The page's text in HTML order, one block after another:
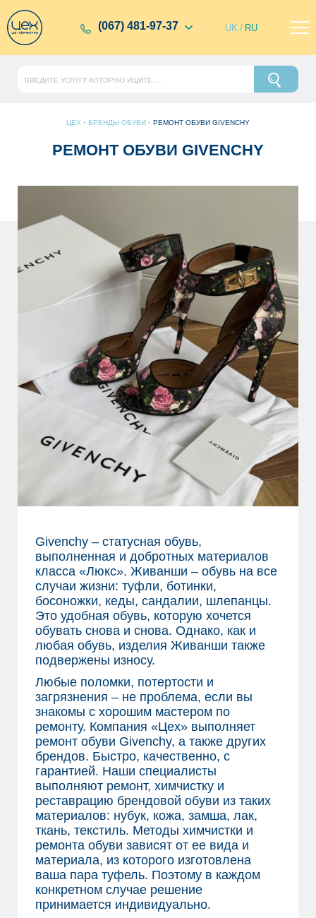
(067) 481-97-37 UK / RU
ЦЕХ • БРЕНДЫ ОБУВИ • РЕМОНТ ОБУВИ GIVENCHY
РЕМОНТ ОБУВИ GIVENCHY
Givenchy – статусная обувь,
выполненная и добротных материалов
класса «Люкс». Живанши – обувь на все
случаи жизни: туфли, ботинки,
босоножки, кеды, сандалии, шлепанцы.
Это удобная обувь, которую хочется
обувать снова и снова. Однако, как и
любая обувь, изделия Живанши также
подвержены износу.
Любые поломки, потертости и
загрязнения – не проблема, если вы
знакомы с хорошим мастером по
ремонту. Компания «Цех» выполняет
ремонт обуви Givenchy, а также других
брендов. Быстро, качественно, с
гарантией. Наши специалисты
выполняют ремонт, химчистку и
реставрацию брендовой обуви из таких
материалов: нубук, кожа, замша, лак,
ткань, текстиль. Методы химчистки и
ремонта обуви зависят от ее вида и
материала, из которого изготовлена
ваша пара туфель. Поэтому в каждом
конкретном случае решение
принимается индивидуально.